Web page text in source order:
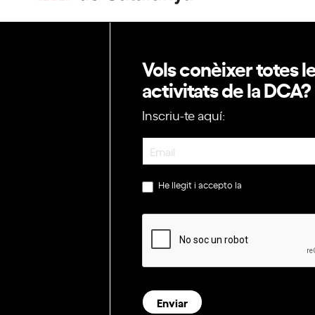
Vols conèixer totes
activitats de la DCA?
Inscriu-te aquí:
He llegit i accepto la
Enviar